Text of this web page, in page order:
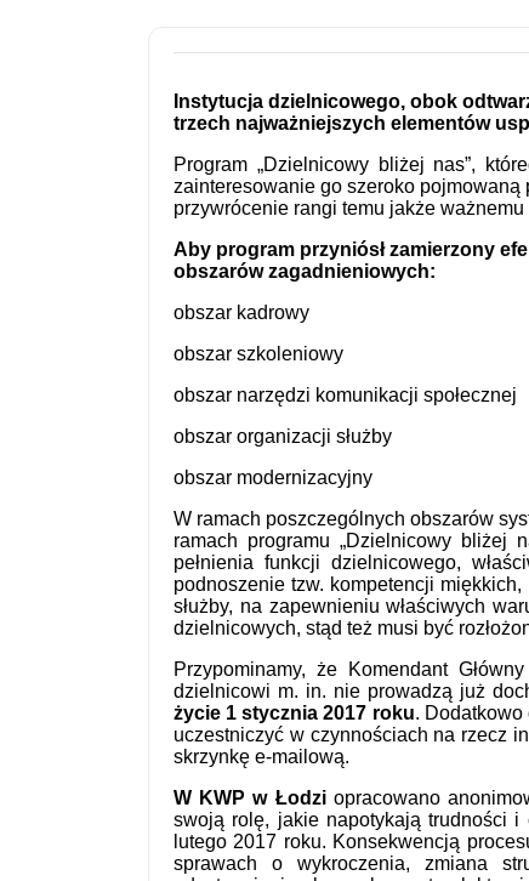
Instytucja dzielnicowego, obok
trzech najważniejszych elementów
Program „Dzielnicowy bliżej nas”,
zainteresowanie go szeroko
przywrócenie rangi temu jakże
Aby program przyniósł zamierzony
obszarów zagadnieniowych:
obszar kadrowy
obszar szkoleniowy
obszar narzędzi komunikacji społecznej
obszar organizacji służby
obszar modernizacyjny
W ramach poszczególnych obszarów
ramach programu „Dzielnicowy bliżej
pełnienia funkcji dzielnicowego,
podnoszenie tzw. kompetencji
służby, na zapewnieniu właściwych
dzielnicowych, stąd też musi być
Przypominamy, że Komendant
dzielnicowi m. in. nie prowadzą już
życie 1 stycznia 2017 roku.
uczestniczyć w czynnościach na rzecz
skrzynkę e-mailową.
W KWP w Łodziopracowano
swoją rolę, jakie napotykają trudności i
lutego 2017 roku. Konsekwencją
sprawach o wykroczenia, zmiana